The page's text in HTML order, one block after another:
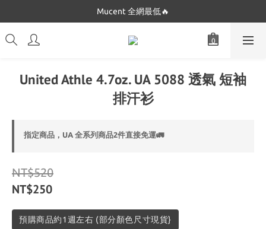
Dickies 最低只要$5XX!!
Mucent 全網最低🔥
Dickies 最低只要$5XX!!
United Athle 4.7oz. UA 5088 透氣 短袖
排汗衫
指定商品，UA 全系列商品2件直接免運🚛
NT$520
NT$250
預購商品約1週左右 (部分顏色尺寸現貨}